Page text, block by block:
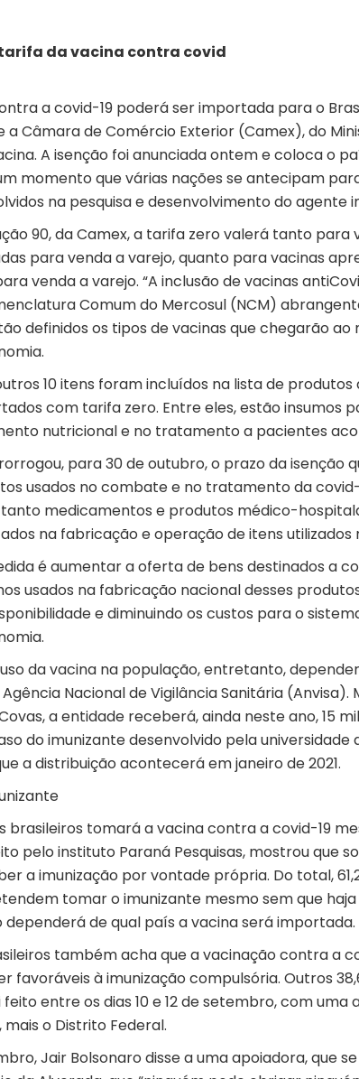
da vacina contra covid
a covid-19 poderá ser importada para o
a Câmara de Comércio Exterior (Camex), do
A isenção foi anunciada ontem e coloca o
momento que várias nações se antecipam
na pesquisa e desenvolvimento do agente
90, da Camex, a tarifa zero valerá tanto
para venda a varejo, quanto para vacinas
venda a varejo. “A inclusão de vacinas
Comum do Mercosul (NCM)
definidos os tipos de vacinas que chegarão ao
10 itens foram incluídos na lista de
com tarifa zero. Entre eles, estão insumos
nutricional e no tratamento a pacientes
para 30 de outubro, o prazo da isenção
usados no combate e no tratamento da
medicamentos e produtos médico-
na fabricação e operação de itens utilizados
é aumentar a oferta de bens destinados a
usados na fabricação nacional desses
e diminuindo os custos para o
da vacina na população, entretanto,
Nacional de Vigilância Sanitária (Anvisa).
a entidade receberá, ainda neste ano, 15
do imunizante desenvolvido pela
a distribuição acontecerá em janeiro de 2021.
brasileiros tomará a vacina contra a covid-19
pelo instituto Paraná Pesquisas, mostrou que
a imunização por vontade própria. Do total,
tomar o imunizante mesmo sem que haja
dependerá de qual país a vacina será importada.
também acha que a vacinação contra a
favoráveis à imunização compulsória. Outros
entre os dias 10 e 12 de setembro, com
o Distrito Federal.
Jair Bolsonaro disse a uma apoiadora, que